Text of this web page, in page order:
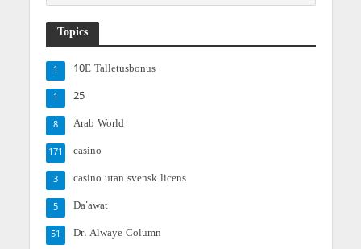
Topics
10E Talletusbonus
1
25
1
Arab World
8
casino
171
casino utan svensk licens
3
Da'awat
5
Dr. Alwaye Column
51